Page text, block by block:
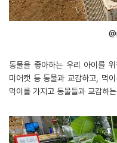
동물을 좋아하는 우리 아이를
미어캣 등 동물과 교감하고, 먹
먹이를 가지고 동물들과 교감하